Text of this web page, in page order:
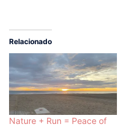
Relacionado
Nature + Run = Peace of